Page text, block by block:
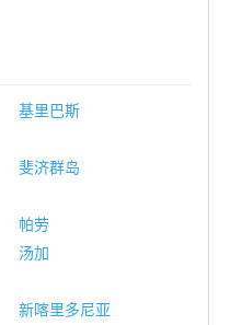
基里巴斯
斐济群岛
帕劳
汤加
新喀里多尼亚